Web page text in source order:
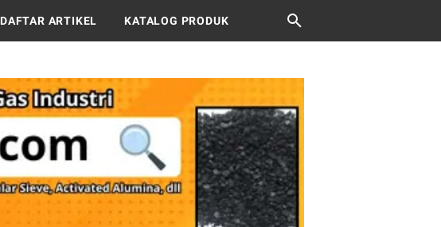
DAFTAR ARTIKEL KATALOG PRODUK